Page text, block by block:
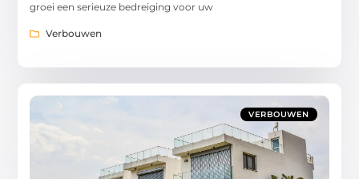
groei een serieuze bedreiging voor uw
Verbouwen
VERBOUWEN